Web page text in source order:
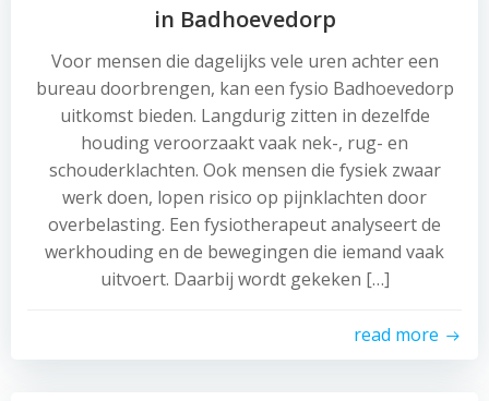
in Badhoevedorp
Voor mensen die dagelijks vele uren achter een
bureau doorbrengen, kan een fysio Badhoevedorp
uitkomst bieden. Langdurig zitten in dezelfde
houding veroorzaakt vaak nek-, rug- en
schouderklachten. Ook mensen die fysiek zwaar
werk doen, lopen risico op pijnklachten door
overbelasting. Een fysiotherapeut analyseert de
werkhouding en de bewegingen die iemand vaak
uitvoert. Daarbij wordt gekeken […]
read more